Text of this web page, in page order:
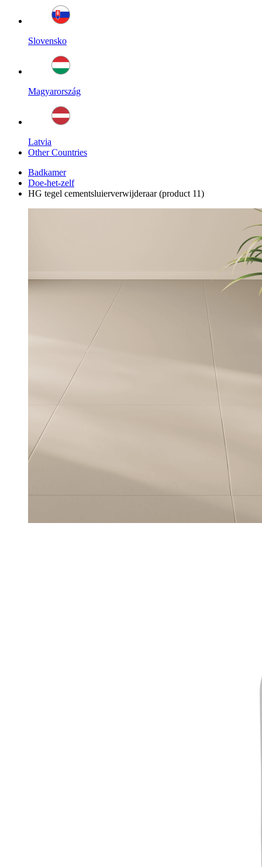
Slovensko
Magyarország
Latvia
Other Countries
Badkamer
Doe-het-zelf
HG tegel cementsluierverwijderaar (product 11)